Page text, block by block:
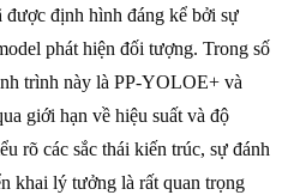
được định hình đáng kể bởi sự
phát hiện đối tượng. Trong số
trình này là PP-YOLOE+ và
giới hạn về hiệu suất và độ
rõ các sắc thái kiến trúc, sự đánh
khai lý tưởng là rất quan trọng